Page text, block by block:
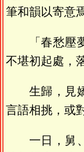
筆和韻以寄意
「春愁
不堪初起處，
生歸，見
言語相挑，或
一日，舅